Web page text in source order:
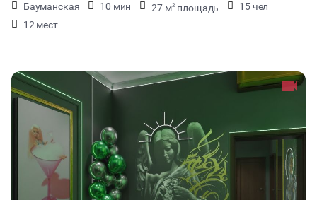
Бауманская 10 мин 27 м2 площадь
15 чел
12 мест